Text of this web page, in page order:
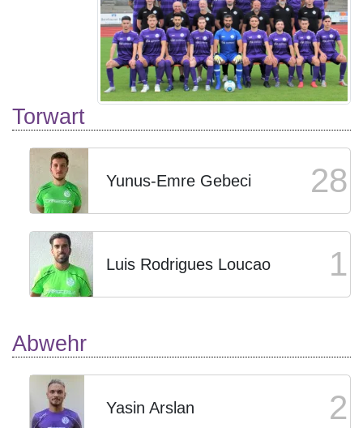
Torwart
Yunus-Emre Gebeci 28
Luis Rodrigues Loucao 1
Abwehr
Yasin Arslan 2